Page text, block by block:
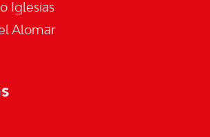
Iglesias
Alomar